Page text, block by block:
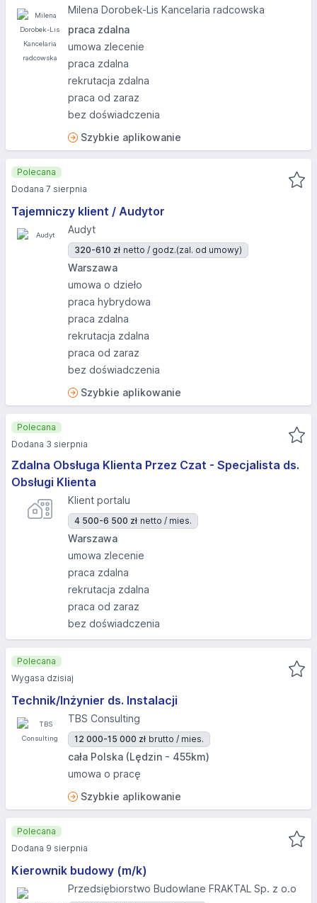
Milena Dorobek-Lis Kancelaria radcowska
praca zdalna
umowa zlecenie
praca zdalna
rekrutacja zdalna
praca od zaraz
bez doświadczenia
Szybkie aplikowanie
Tajemniczy klient / Audytor
Audyt
320-610 zł netto / godz.(zal. od umowy)
Warszawa
umowa o dzieło
praca hybrydowa
praca zdalna
rekrutacja zdalna
praca od zaraz
bez doświadczenia
Szybkie aplikowanie
Polecana
Dodana 7 sierpnia
Zdalna Obsługa Klienta Przez Czat - Specjalista ds.
Obsługi Klienta
Klient portalu
4 500-6 500 zł netto / mies.
Warszawa
umowa zlecenie
praca zdalna
rekrutacja zdalna
praca od zaraz
bez doświadczenia
Polecana
Dodana 3 sierpnia
Technik/Inżynier ds. Instalacji
TBS Consulting
12 000-15 000 zł brutto / mies.
cała Polska (Lędzin - 455km)
umowa o pracę
Szybkie aplikowanie
Polecana
Wygasa dzisiaj
Kierownik budowy (m/k)
Przedsiębiorstwo Budowlane FRAKTAL Sp. z o.o
Polecana
Dodana 9 sierpnia